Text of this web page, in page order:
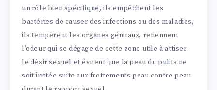
un rôle bien spécifique, ils empêchent les
bactéries de causer des infections ou des maladies,
ils tempèrent les organes génitaux, retiennent
l’odeur qui se dégage de cette zone utile à attiser
le désir sexuel et évitent que la peau du pubis ne
soit irritée suite aux frottements peau contre peau